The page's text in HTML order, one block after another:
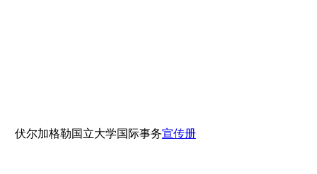
伏尔加格勒国立大学国际事务宣传册